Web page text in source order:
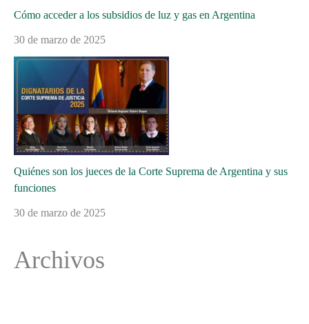
Cómo acceder a los subsidios de luz y gas en Argentina
30 de marzo de 2025
Quiénes son los jueces de la Corte Suprema de Argentina y sus
funciones
30 de marzo de 2025
Archivos